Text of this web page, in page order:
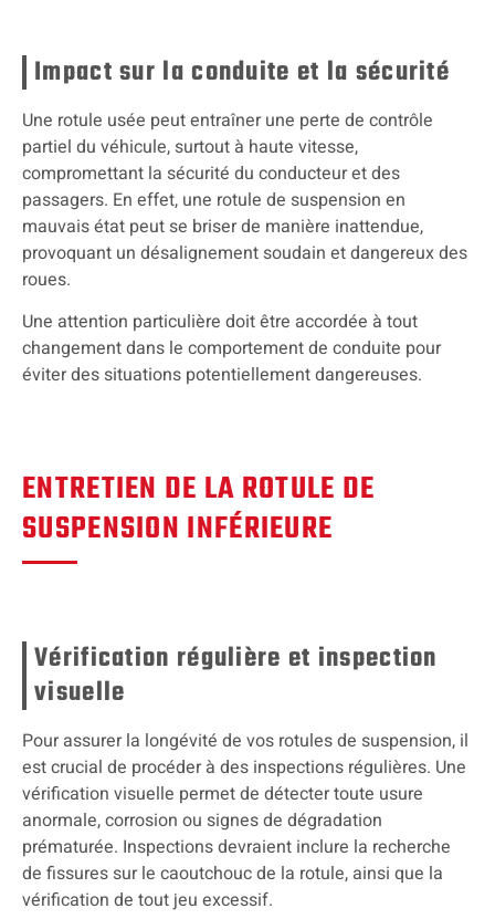
Impact sur la conduite et la sécurité
Une rotule usée peut entraîner une perte de contrôle
partiel du véhicule, surtout à haute vitesse,
compromettant la sécurité du conducteur et des
passagers. En effet, une rotule de suspension en
mauvais état peut se briser de manière inattendue,
provoquant un désalignement soudain et dangereux des
roues.
Une attention particulière doit être accordée à tout
changement dans le comportement de conduite pour
éviter des situations potentiellement dangereuses.
ENTRETIEN DE LA ROTULE DE
SUSPENSION INFÉRIEURE
Vérification régulière et inspection
visuelle
Pour assurer la longévité de vos rotules de suspension, il
est crucial de procéder à des inspections régulières. Une
vérification visuelle permet de détecter toute usure
anormale, corrosion ou signes de dégradation
prématurée. Inspections devraient inclure la recherche
de fissures sur le caoutchouc de la rotule, ainsi que la
vérification de tout jeu excessif.